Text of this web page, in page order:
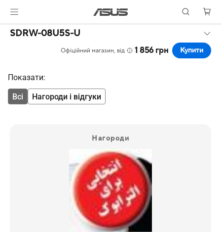
SDRW-08U5S-U
Офіційний магазин, від 1 856 грн Купити
Показати:
Всі Нагороди і відгуки
Нагороди